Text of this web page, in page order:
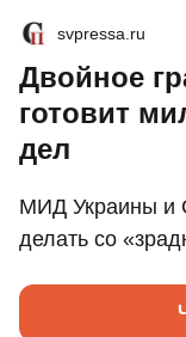
svpressa.ru
Двойное
готовит
дел
МИД Украины и
делать со